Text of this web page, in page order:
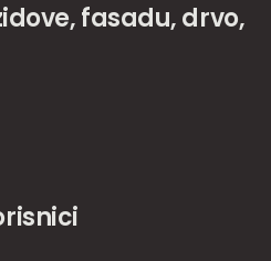
fasadu, drvo,